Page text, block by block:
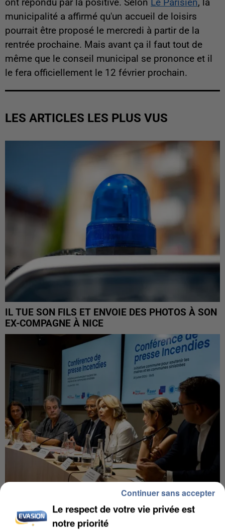
ont répondu par la positive. Selon Le Parisien, la
municipalité a affirmé qu'un accueil de loisirs
pourrait être proposé le mercredi à partir de la
rentrée prochaine. Mais avant ça il faut tout de
même que le conseil municipal se prononce et il
le fera officiellement le 12 février prochain.
LES ARTICLES LES PLUS VUS
IL TUE SON FILS ET ENVOIE DES PHOTOS À SON
EX-COMPAGNE À NICE
INCENDIES : L’ÎLE-DE-FRANCE LANCE UN ÉLAN
DE SOLIDARITÉ AVEC LES...
Le respect de votre vie privée est
notre priorité
Continuer sans accepter